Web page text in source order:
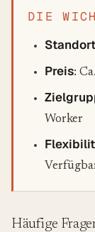
DIE
Standort
Preis:
Worker
Häufige